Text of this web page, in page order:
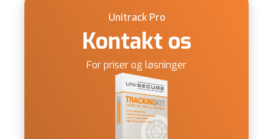
Unitrack Pro
Kontakt os
For priser og løsninger